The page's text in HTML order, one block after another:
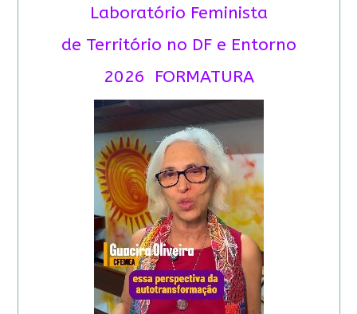
Laboratório Feminista
de Território no DF e Entorno
2026 FORMATURA